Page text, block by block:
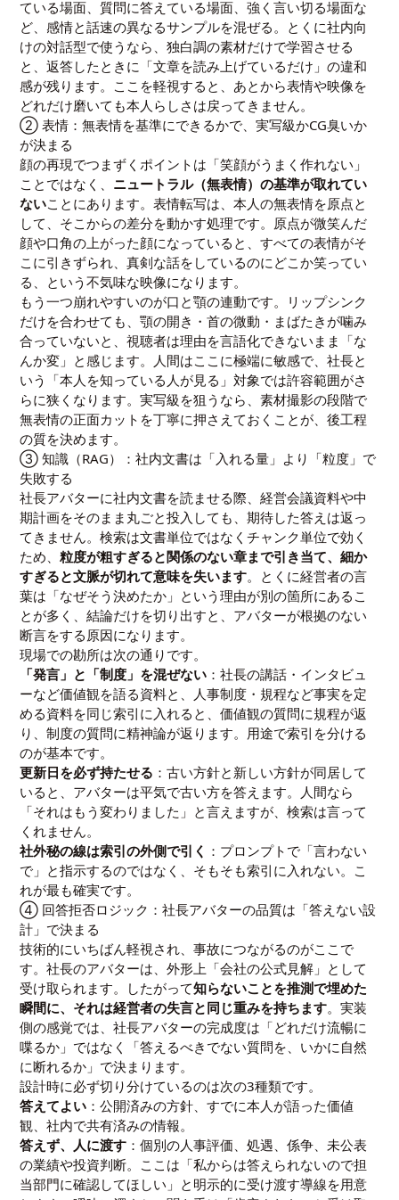
ている場面、質問に答えている場面、強く言い切る場面な
ど、感情と話速の異なるサンプルを混ぜる。とくに社内向
けの対話型で使うなら、独白調の素材だけで学習させる
と、返答したときに「文章を読み上げているだけ」の違和
感が残ります。ここを軽視すると、あとから表情や映像を
どれだけ磨いても本人らしさは戻ってきません。
② 表情：無表情を基準にできるかで、実写級かCG臭いか
が決まる
顔の再現でつまずくポイントは「笑顔がうまく作れない」
ことではなく、 ニュートラル（無表情）の基準が取れてい
ないことにあります。表情転写は、本人の無表情を原点と
して、そこからの差分を動かす処理です。原点が微笑んだ
顔や口角の上がった顔になっていると、すべての表情がそ
こに引きずられ、真剣な話をしているのにどこか笑ってい
る、という不気味な映像になります。
もう一つ崩れやすいのが口と顎の連動です。リップシンク
だけを合わせても、顎の開き・首の微動・まばたきが噛み
合っていないと、視聴者は理由を言語化できないまま「な
んか変」と感じます。人間はここに極端に敏感で、社長と
いう「本人を知っている人が見る」対象では許容範囲がさ
らに狭くなります。実写級を狙うなら、素材撮影の段階で
無表情の正面カットを丁寧に押さえておくことが、後工程
の質を決めます。
③ 知識（RAG）：社内文書は「入れる量」より「粒度」で
失敗する
社長アバターに社内文書を読ませる際、経営会議資料や中
期計画をそのまま丸ごと投入しても、期待した答えは返っ
てきません。検索は文書単位ではなくチャンク単位で効く
ため、粒度が粗すぎると関係のない章まで引き当て、細か
すぎると文脈が切れて意味を失います。とくに経営者の言
葉は「なぜそう決めたか」という理由が別の箇所にあるこ
とが多く、結論だけを切り出すと、アバターが根拠のない
断言をする原因になります。
現場での勘所は次の通りです。
「発言」と「制度」を混ぜない ：社長の講話・インタビュ
ーなど価値観を語る資料と、人事制度・規程など事実を定
める資料を同じ索引に入れると、価値観の質問に規程が返
り、制度の質問に精神論が返ります。用途で索引を分ける
のが基本です。
更新日を必ず持たせる ：古い方針と新しい方針が同居して
いると、アバターは平気で古い方を答えます。人間なら
「それはもう変わりました」と言えますが、検索は言って
くれません。
社外秘の線は索引の外側で引く ：プロンプトで「言わない
で」と指示するのではなく、そもそも索引に入れない。こ
れが最も確実です。
④ 回答拒否ロジック：社長アバターの品質は「答えない設
計」で決まる
技術的にいちばん軽視され、事故につながるのがここで
す。社長のアバターは、外形上「会社の公式見解」として
受け取られます。したがって知らないことを推測で埋めた
瞬間に、それは経営者の失言と同じ重みを持ちます。実装
側の感覚では、社長アバターの完成度は「どれだけ流暢に
喋るか」ではなく「答えるべきでない質問を、いかに自然
に断れるか」で決まります。
設計時に必ず切り分けているのは次の3種類です。
答えてよい ：公開済みの方針、すでに本人が語った価値
観、社内で共有済みの情報。
答えず、人に渡す ：個別の人事評価、処遇、係争、未公表
の業績や投資判断。ここは「私からは答えられないので担
当部門に確認してほしい」と明示的に受け渡す導線を用意